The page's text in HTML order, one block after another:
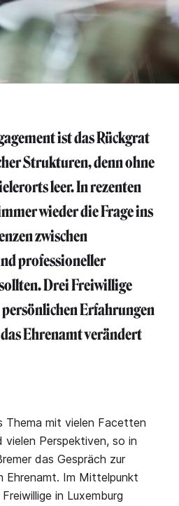
ist das Rückgrat
Strukturen, denn ohne
leer. In rezenten
wieder die Frage ins
zwischen
professioneller
Drei Freiwillige
Erfahrungen
Ehrenamt verändert
Thema mit vielen Facetten
vielen Perspektiven, so in
das Gespräch zur
Ehrenamt. Im Mittelpunkt
in Luxemburg